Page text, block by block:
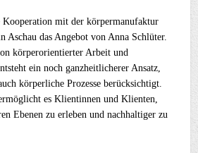
mit der körpermanufaktur
das Angebot von Anna Schlüter.
körperorientierter Arbeit und
ein noch ganzheitlicherer Ansatz,
körperliche Prozesse berücksichtigt.
es Klientinnen und Klienten,
Ebenen zu erleben und nachhaltiger zu